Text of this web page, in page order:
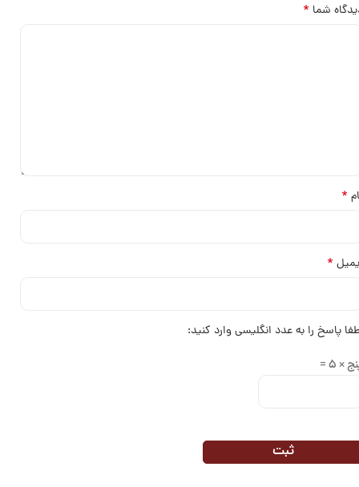
شما *
*
*
پاسخ را به عدد انگلیسی وارد کنید:
× 5 =